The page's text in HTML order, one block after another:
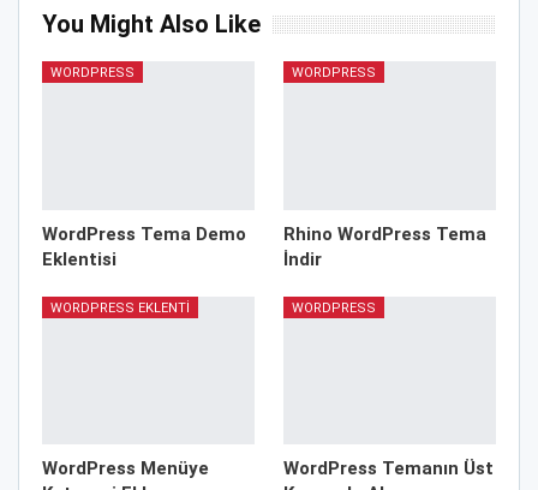
You Might Also Like
WORDPRESS
WordPress Tema Demo
Eklentisi
WORDPRESS
Rhino WordPress Tema
İndir
WORDPRESS EKLENTI
WordPress Menüye
WORDPRESS
WordPress Temanın Üst